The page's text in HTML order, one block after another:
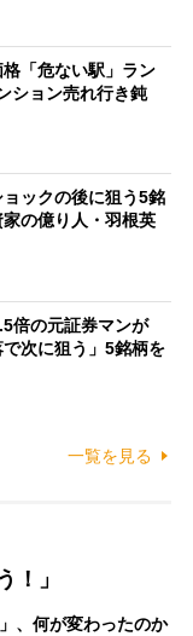
格「危ない駅」ラン
ション売れ行き鈍
ョックの後に狙う5銘
の億り人・羽根英
倍の元証券マンが
で次に狙う」5銘柄を
一覧を見る
！」
、何が変わったのか